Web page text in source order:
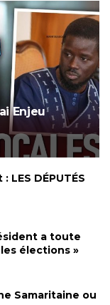
Enjeu
LES DÉPUTÉS
a toute
élections »
Samaritaine ou